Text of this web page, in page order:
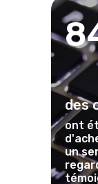
des
ont
un